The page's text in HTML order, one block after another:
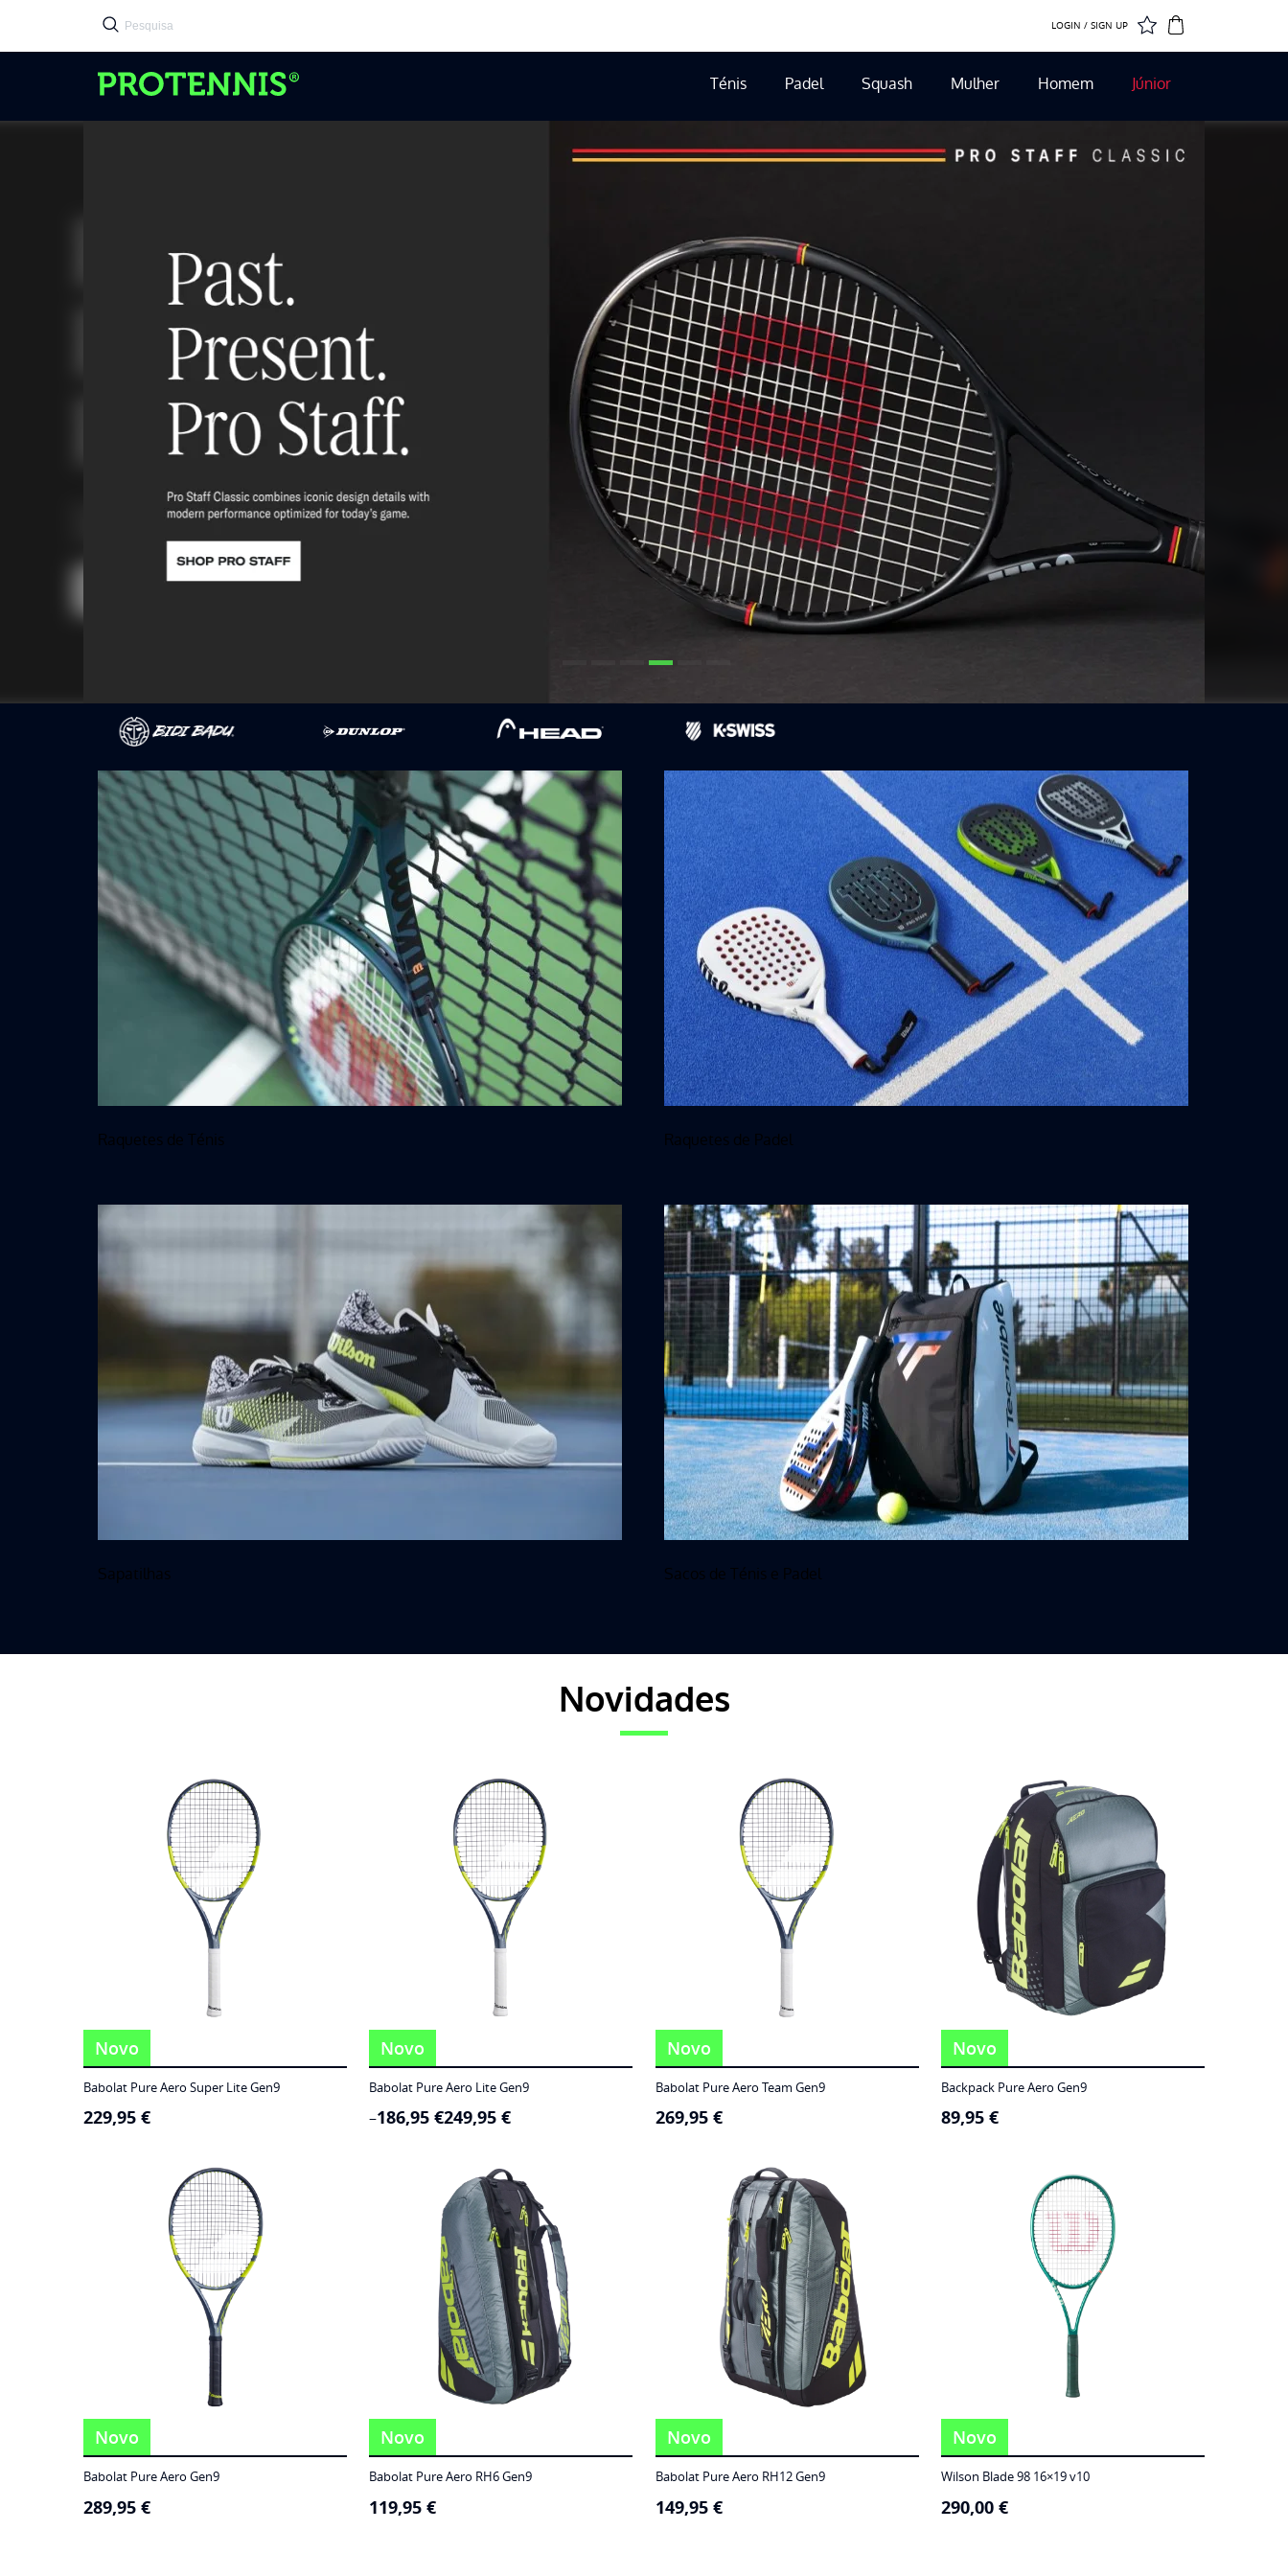
LOGIN / SIGN UP
Ténis Padel Squash Mulher Homem Júnior
Raquetes de Ténis Raquetes de Padel
Sapatilhas Sacos de Ténis e Padel
Novidades
Novo
Babolat Pure Aero Super Lite Gen9
229,95 €
Novo
Babolat Pure Aero Lite Gen9
186,95€
– 249,95€
Price
range:
Novo
Babolat Pure Aero Team Gen9
269,95 €
Novo
Backpack Pure Aero Gen9
89,95 €
Novo
Babolat Pure Aero Gen9
289,95 €
Novo
Babolat Pure Aero RH6 Gen9
119,95€
Novo
Babolat Pure Aero RH12 Gen9
149,95 €
Novo
Wilson Blade 98 16×19 v10
290,00 €